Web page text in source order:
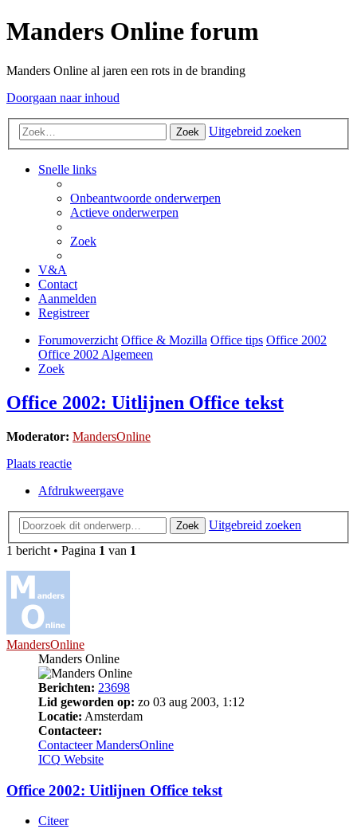
Manders Online forum
Manders Online al jaren een rots in de branding
Doorgaan naar inhoud
Zoek Uitgebreid zoeken
Snelle links
Onbeantwoorde onderwerpen
Actieve onderwerpen
Zoek
V&A
Contact
Aanmelden
Registreer
Forumoverzicht Office & Mozilla Office tips Office 2002
Office 2002 Algemeen
Zoek
Office 2002: Uitlijnen Office tekst
Moderator: MandersOnline
Plaats reactie
Afdrukweergave
Zoek
Uitgebreid zoeken
1 bericht • Pagina 1 van 1
MandersOnline
Manders Online
Berichten: 23698
Lid geworden op: zo 03 aug 2003, 1:12
Locatie: Amsterdam
Contacteer:
Contacteer MandersOnline
ICQ Website
Office 2002: Uitlijnen Office tekst
Citeer